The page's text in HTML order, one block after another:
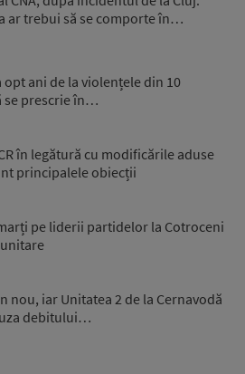
ar trebui să se comporte în…
ani de la violențele din 10
se prescrie în…
în legătură cu modificările aduse
principalele obiecții
pe liderii partidelor la Cotroceni
nou, iar Unitatea 2 de la Cernavodă
debitului…